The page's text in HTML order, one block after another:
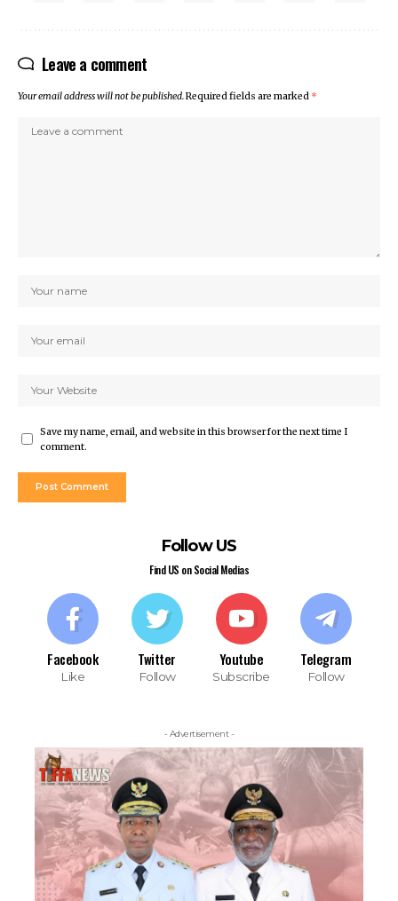
Leave a comment
Your email address will not be published.Required fields are marked *
Save my name, email, and website in this browser for the next time I
comment.
Follow US
Find US on Social Medias
Facebook
Like
Twitter
Follow
Youtube
Subscribe
Telegram
Follow
- Advertisement -